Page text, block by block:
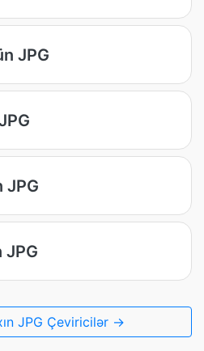
JPG
JPG
JPG
JPG Çeviricilər →